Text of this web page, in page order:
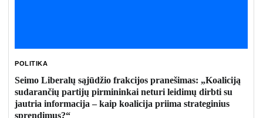
POLITIKA
Seimo Liberalų sąjūdžio frakcijos pranešimas: „Koaliciją
sudarančių partijų pirmininkai neturi leidimų dirbti su
jautria informacija – kaip koalicija priima strateginius
sprendimus?“